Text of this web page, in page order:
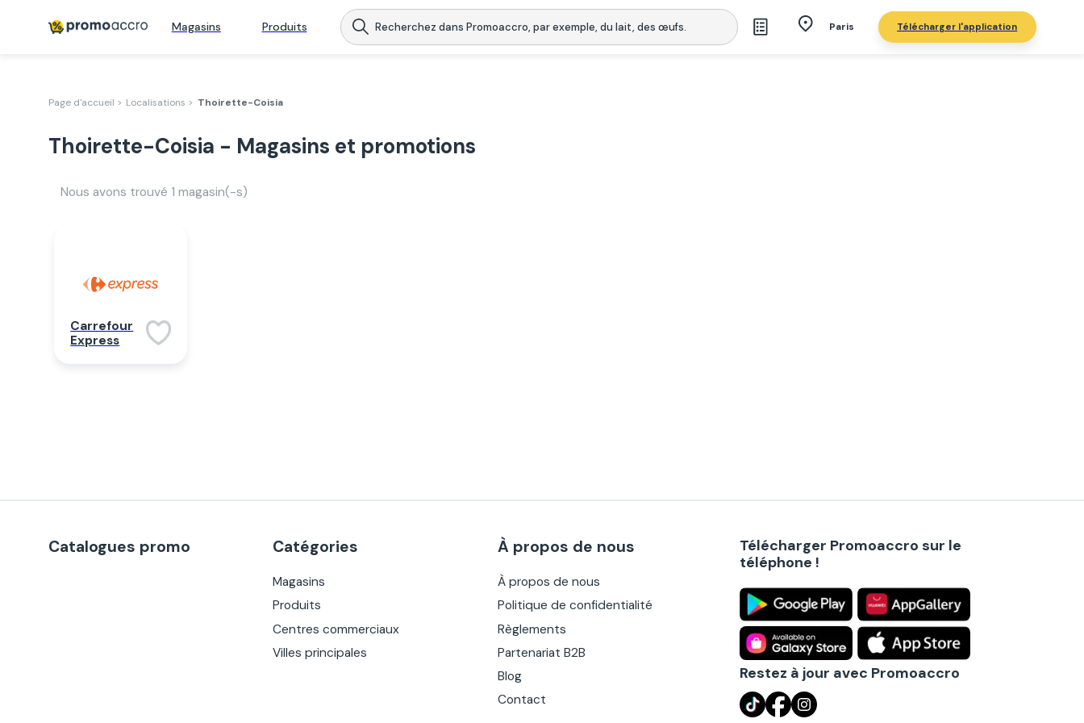
Magasins Produits Paris Télécharger l'application
Page d'accueil > Localisations > Thoirette-Coisia
Thoirette-Coisia - Magasins et promotions
Nous avons trouvé 1 magasin(-s)
Carrefour
Express
Catalogues promo Catégories
Magasins
Produits
Centres commerciaux
Villes principales
À propos de nous
À propos de nous
Politique de confidentialité
Règlements
Partenariat B2B
Blog
Contact
Télécharger Promoaccro sur le
téléphone !
Restez à jour avec Promoaccro